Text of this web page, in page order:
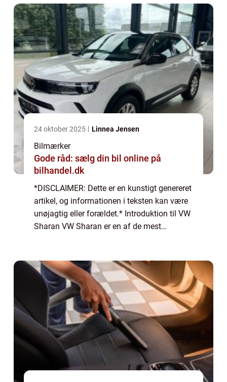
24 oktober 2025 Linnea Jensen
Bilmærker
Gode råd: sælg din bil online på
bilhandel.dk
*DISCLAIMER: Dette er en kunstigt genereret
artikel, og informationen i teksten kan være
unøjagtig eller forældet.* Introduktion til VW
Sharan VW Sharan er en af de mest